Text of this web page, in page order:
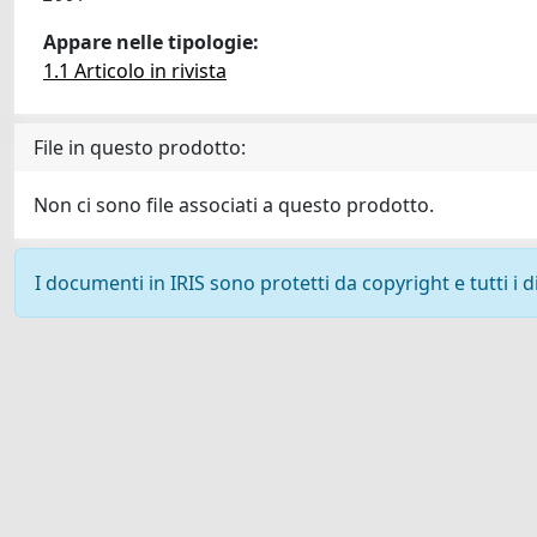
Appare nelle tipologie:
1.1 Articolo in rivista
File in questo prodotto:
Non ci sono file associati a questo prodotto.
I documenti in IRIS sono protetti da copyright e tutti i